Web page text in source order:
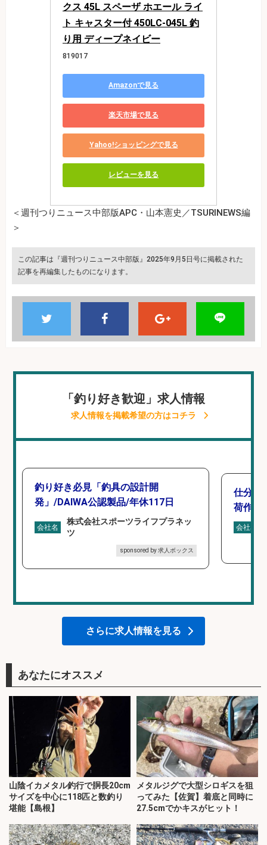
クス 45L スペーザ ホエール ライ
ト キャスター付 450LC-045L 釣
り用 ディープネイビー
819017
Amazonで見る
楽天市場で見る
Yahoo!ショッピングで見る
レビューを見る
＜週刊つりニュース中部版APC・山本憲史／TSURINEWS編
＞
この記事は『週刊つりニュース中部版』2025年9月5日号に掲載された
記事を再編集したものになります。
「釣り好き歓迎」求人情報
求人情報を掲載希望の方はコチラ
釣り好き必見「釣具の設計開
発」/DAIWA公認製品/年休117日
会社名
株式会社スポーツライフプラネッ
ツ
sponsored by 求人ボックス
仕分け
荷作業
会社名
さらに求人情報を見る
あなたにオススメ
山陰イカメタル釣行で胴長20cm
サイズを中心に118匹と数釣り
堪能【島根】
メタルジグで大型シロギスを狙
ってみた【佐賀】着底と同時に
27.5cmでかキスがヒット！